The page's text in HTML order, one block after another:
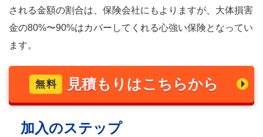
される金額の割合は、保険会社にもよりますが、大体損害
金の80%〜90%はカバーしてくれる心強い保険となってい
ます。
無料 見積もりはこちらから
加入のステップ